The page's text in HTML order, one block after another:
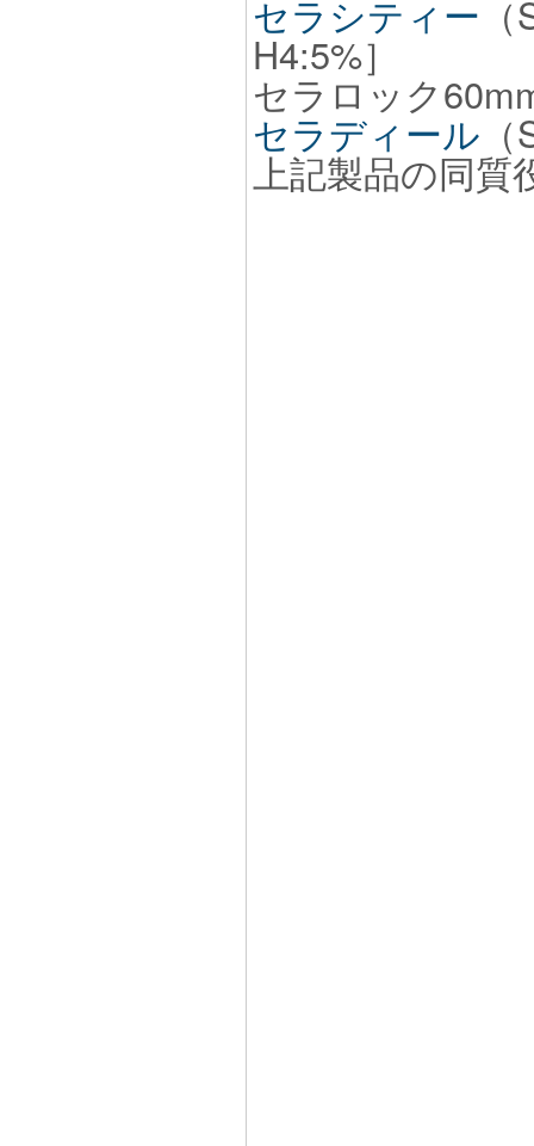
セラシティー
H4:5%］
セラロック
セラディール
上記製品の同質